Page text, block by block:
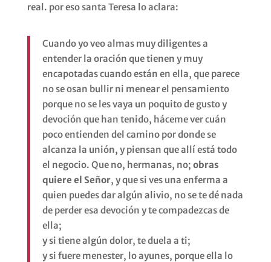
real. por eso santa Teresa lo aclara:
Cuando yo veo almas muy diligentes a
entender la oración que tienen y muy
encapotadas cuando están en ella, que parece
no se osan bullir ni menear el pensamiento
porque no se les vaya un poquito de gusto y
devoción que han tenido, háceme ver cuán
poco entienden del camino por donde se
alcanza la unión, y piensan que allí está todo
el negocio. Que no, hermanas, no; obras
quiere el Señor, y que si ves una enferma a
quien puedes dar algún alivio, no se te dé nada
de perder esa devoción y te compadezcas de
ella;
y si tiene algún dolor, te duela a ti;
y si fuere menester, lo ayunes, porque ella lo